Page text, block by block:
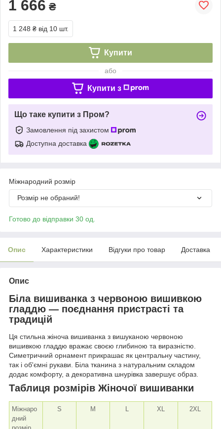
1 666 ₴
1 248 ₴ від 10 шт.
Купити
або
Купити з
Що таке купити з Пром?
Замовлення під захистом
Доступна доставка
Міжнародний розмір
Розмір не обраний!
Готово до відправки 30 од.
Опис Характеристики Відгуки про товар Доставка
Опис
Біла вишиванка з червоною вишивкою
гладдю — поєднання пристрасті та
традицій
Ця стильна жіноча вишиванка з вишуканою червоною
вишивкою гладдю вражає своєю глибиною та виразністю.
Симетричний орнамент прикрашає як центральну частину,
так і об'ємні рукави. Біла тканина з натуральним складом
додає комфорту, а декоративна шнурівка завершує образ.
Таблиця розмірів Жіночої вишиванки
Міжнаро
дний
S M L XL 2XL